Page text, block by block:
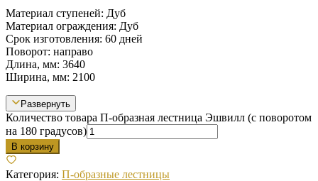
Материал ступеней: Дуб
Материал ограждения: Дуб
Срок изготовления: 60 дней
Поворот: направо
Длина, мм: 3640
Ширина, мм: 2100
Развернуть
Количество товара П-образная лестница Эшвилл (с поворотом
на 180 градусов)
В корзину
Категория: П-образные лестницы